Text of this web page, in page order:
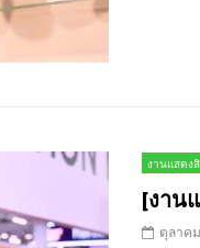
งานแสดง
[งาน
ตุลาค